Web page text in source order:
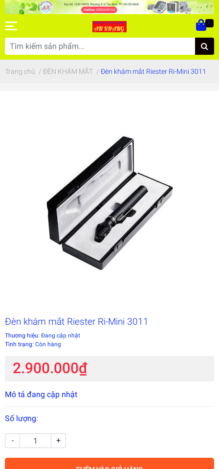
0
Trang chủ / ĐÈN KHÁM MẮT / Đèn khám mắt Riester Ri-Mini 3011
Đèn khám mắt Riester Ri-Mini 3011
Thương hiệu: Đang cập nhật
Tình trạng: Còn hàng
2.900.000₫
Mô tả đang cập nhật
Số lượng:
- +